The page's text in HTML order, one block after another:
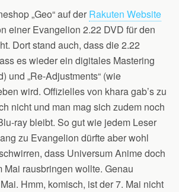
„Geo“ auf der Rakuten Website
einer Evangelion 2.22 DVD für den
Dort stand auch, dass die 2.22
es wieder ein digitales Mastering
und „Re-Adjustments“ (wie
wird. Offizielles von khara gab’s zu
nicht und man mag sich zudem noch
ray bleibt. So gut wie jedem Leser
zu Evangelion dürfte aber wohl
dass Universum Anime doch
Mai rausbringen wollte. Genau
Hmm, komisch, ist der 7. Mai nicht